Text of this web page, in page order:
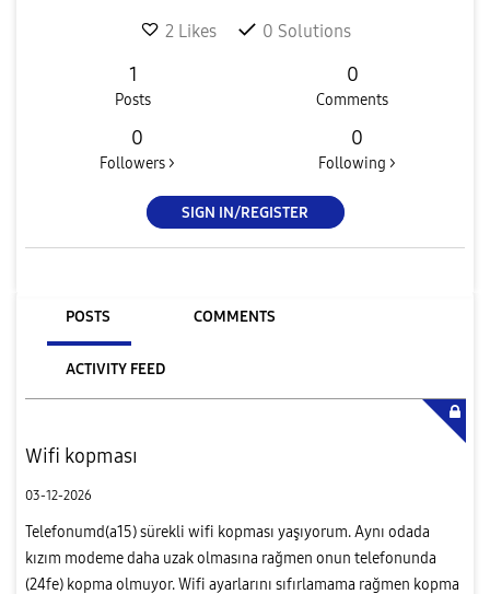
2 Likes 0 Solutions
1
Posts
0
Comments
0
Followers >
0
Following >
SIGN IN/REGISTER
POSTS COMMENTS
ACTIVITY FEED
Wifi kopması
03-12-2026
Telefonumd(a15) sürekli wifi kopması yaşıyorum. Aynı odada
kızım modeme daha uzak olmasına rağmen onun telefonunda
(24fe) kopma olmuyor. Wifi ayarlarını sıfırlamama rağmen kopma